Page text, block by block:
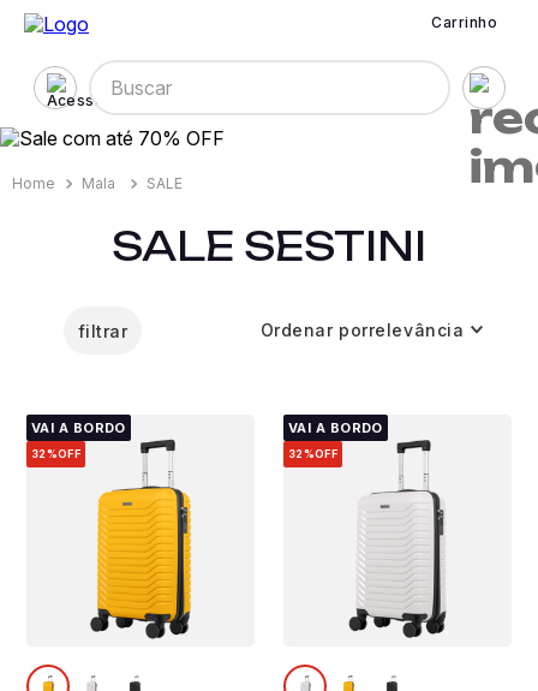
Carrinho
Buscar
Mala SALE
SALE SESTINI
filtrar Ordenar porrelevância
VAI A BORDO
32%OFF
VAI A BORDO
32%OFF